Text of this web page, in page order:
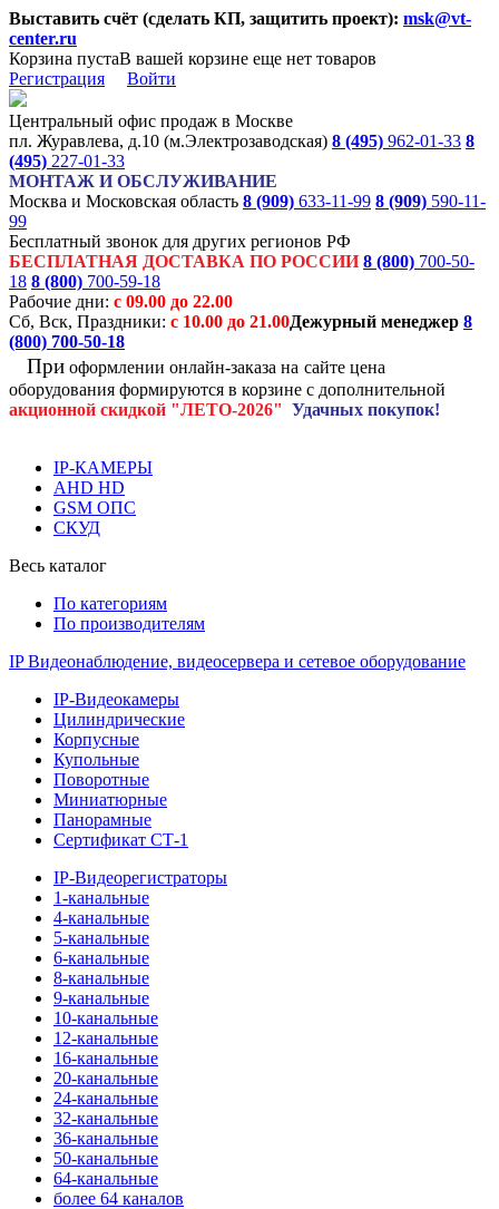
Выставить счёт (сделать КП, защитить проект): msk@vt-
center.ru
Корзина пустаВ вашей корзине еще нет товаров
Регистрация
Войти
Центральный офис продаж в Москве
пл. Журавлева, д.10 (м.Электрозаводская) 8 (495) 962-01-33 8
(495) 227-01-33
МОНТАЖ И ОБСЛУЖИВАНИЕ
Москва и Московская область 8 (909) 633-11-99 8 (909) 590-11-
99
Бесплатный звонок для других регионов РФ
БЕСПЛАТНАЯ ДОСТАВКА ПО РОССИИ 8 (800) 700-50-
18 8 (800) 700-59-18
Рабочие дни: с 09.00 до 22.00
Сб, Вск, Праздники: с 10.00 до 21.00Дежурный менеджер 8
(800) 700-50-18
При оформлении онлайн-заказа на сайте цена
оборудования формируются в корзине с дополнительной
акционной скидкой "ЛЕТО-2026" Удачных покупок!
IP-КАМЕРЫ
AHD HD
GSM ОПС
СКУД
Весь каталог
По категориям
По производителям
IP Видеонаблюдение, видеосервера и сетевое оборудование
IP-Видеокамеры
Цилиндрические
Корпусные
Купольные
Поворотные
Миниатюрные
Панорамные
Сертификат СТ-1
IP-Видеорегистраторы
1-канальные
4-канальные
5-канальные
6-канальные
8-канальные
9-канальные
10-канальные
12-канальные
16-канальные
20-канальные
24-канальные
32-канальные
36-канальные
50-канальные
64-канальные
более 64 каналов